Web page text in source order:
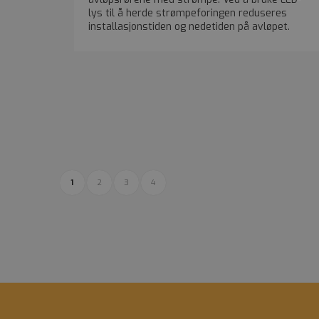
lys til å herde strømpeforingen reduseres
installasjonstiden og nedetiden på avløpet.
1 2 3 4
NAVN
NAVN
/
_cfuvid